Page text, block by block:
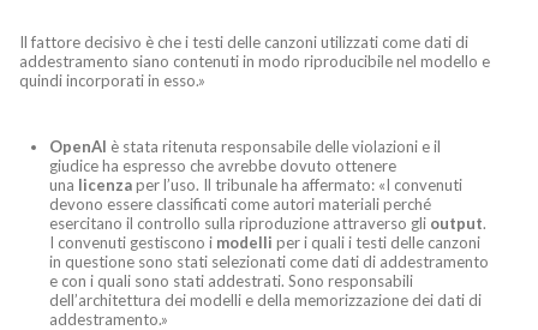
Il fattore decisivo è che i testi delle canzoni utilizzati come dati di
addestramento siano contenuti in modo riproducibile nel modello e
quindi incorporati in esso.»
OpenAI è stata ritenuta responsabile delle violazioni e il
giudice ha espresso che avrebbe dovuto ottenere
una licenzaper l’uso. Il tribunale ha affermato: «I convenuti
devono essere classificati come autori materiali perché
esercitano il controllo sulla riproduzione attraverso gli output.
I convenuti gestiscono i modelli per i quali i testi delle canzoni
in questione sono stati selezionati come dati di addestramento
e con i quali sono stati addestrati. Sono responsabili
dell’architettura dei modelli e della memorizzazione dei dati di
addestramento.»